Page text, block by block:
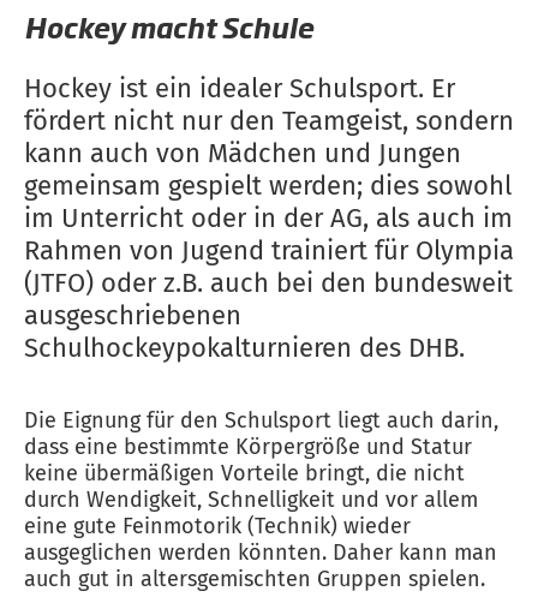
Hockey macht Schule
Hockey ist ein idealer Schulsport. Er
fördert nicht nur den Teamgeist, sondern
kann auch von Mädchen und Jungen
gemeinsam gespielt werden; dies sowohl
im Unterricht oder in der AG, als auch im
Rahmen von Jugend trainiert für Olympia
(JTFO) oder z.B. auch bei den bundesweit
ausgeschriebenen
Schulhockeypokalturnieren des DHB.
Die Eignung für den Schulsport liegt auch darin,
dass eine bestimmte Körpergröße und Statur
keine übermäßigen Vorteile bringt, die nicht
durch Wendigkeit, Schnelligkeit und vor allem
eine gute Feinmotorik (Technik) wieder
ausgeglichen werden könnten. Daher kann man
auch gut in altersgemischten Gruppen spielen.